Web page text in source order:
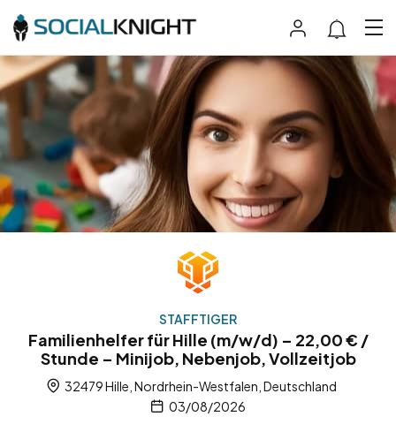
STAFFTIGER
Familienhelfer für Hille (m/w/d) – 22,00 € /
Stunde – Minijob, Nebenjob, Vollzeitjob
32479 Hille, Nordrhein-Westfalen, Deutschland
03/08/2026